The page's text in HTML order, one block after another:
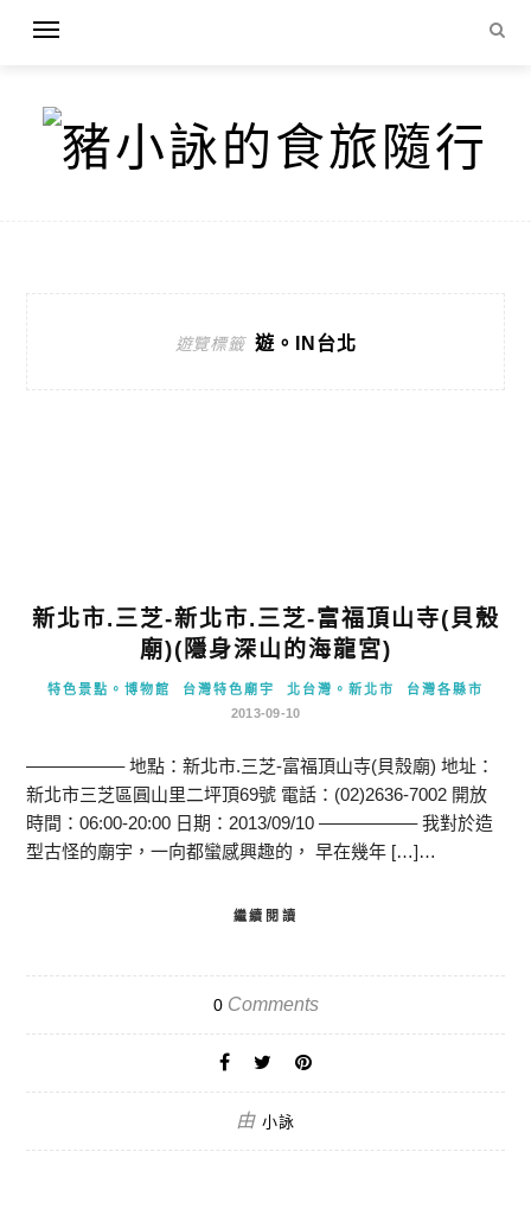
遊覽標籤 遊。IN台北
新北市.三芝-新北市.三芝-富福頂山寺(貝殼
廟)(隱身深山的海龍宮)
特色景點。博物館 台灣特色廟宇 北台灣。新北市
台灣各縣市
2013-09-10
—————– 地點：新北市.三芝-富福頂山寺(貝殼廟) 地址：
新北市三芝區圓山里二坪頂69號 電話：(02)2636-7002 開放
時間：06:00-20:00 日期：2013/09/10 —————– 我對於造
型古怪的廟宇，一向都蠻感興趣的， 早在幾年 […]…
繼續閱讀
0Comments
由 小詠